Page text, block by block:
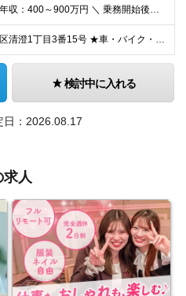
初年度想定年収：400～900万円 ＼ 乗務開始後、6ヶ月間給与保証 ／ ◎月給30万円×6ヶ月間（未経験者対象） ◎保証給を上回る歩合はそのまま支給 ◎二種免許養成中は月給24万円＋交通費（実費）を支給 ＼ 7ヶ月目から＆経験者スタート時 ／ ■月給205,986円＋歩合＋手当 ★歩合について └売上の61％を最高歩合率として還元。 ★平均月収50万円以上！ ★月収80万円超のドライバーが多数在籍！ ★年収900〜1,000万円以上も活躍中！ ※試用期間中（6ヶ月）の雇用形態・給与・待遇に差異はありません。 【年収】 650万円（入社3年目／26歳／未経験入社） 【年収】 720万円（入社2年目／39歳／未経験入社） 【年収】 830万円（入社5年目／46歳／未経験入社）
東京都江東区清澄1丁目3番15号 ★車・バイク・自転車通勤可 ★転勤なし ※（変更の範囲）上記を除く当社関連勤務地
検討中に入れる
日：2026.08.17
求人